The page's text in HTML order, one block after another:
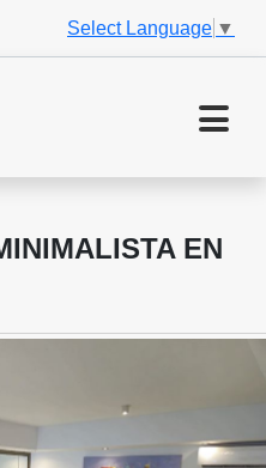
Select Language ▼
EN